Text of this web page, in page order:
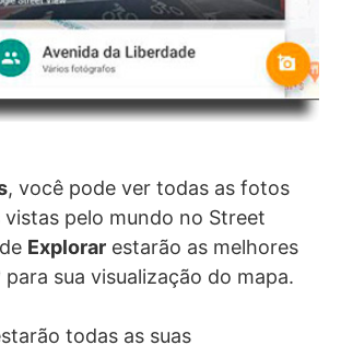
, você pode ver todas as fotos
vistas pelo mundo no Street
Explorar estarão as melhores
sua visualização do mapa.
todas as suas